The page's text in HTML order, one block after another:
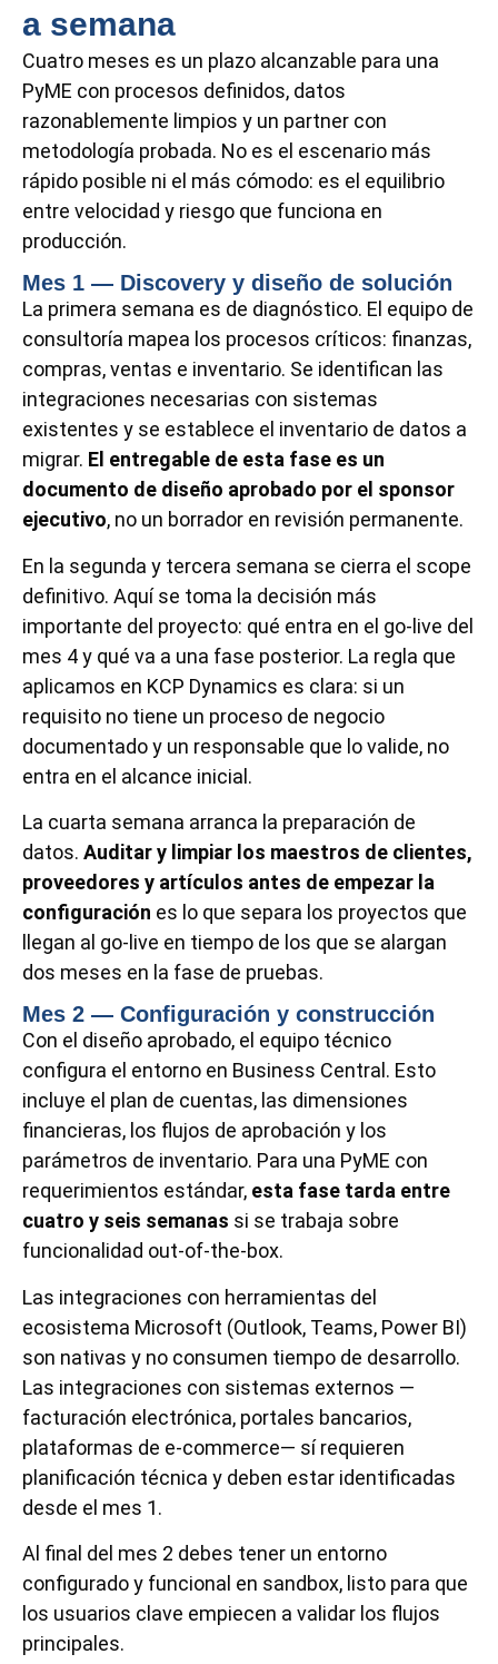
a semana
Cuatro meses es un plazo alcanzable para una
PyME con procesos definidos, datos
razonablemente limpios y un partner con
metodología probada. No es el escenario más
rápido posible ni el más cómodo: es el equilibrio
entre velocidad y riesgo que funciona en
producción.
Mes 1 — Discovery y diseño de solución
La primera semana es de diagnóstico. El equipo de
consultoría mapea los procesos críticos: finanzas,
compras, ventas e inventario. Se identifican las
integraciones necesarias con sistemas
existentes y se establece el inventario de datos a
migrar. El entregable de esta fase es un
documento de diseño aprobado por el sponsor
ejecutivo, no un borrador en revisión permanente.
En la segunda y tercera semana se cierra el scope
definitivo. Aquí se toma la decisión más
importante del proyecto: qué entra en el go-live del
mes 4 y qué va a una fase posterior. La regla que
aplicamos en KCP Dynamics es clara: si un
requisito no tiene un proceso de negocio
documentado y un responsable que lo valide, no
entra en el alcance inicial.
La cuarta semana arranca la preparación de
datos. Auditar y limpiar los maestros de clientes,
proveedores y artículos antes de empezar la
configuración es lo que separa los proyectos que
llegan al go-live en tiempo de los que se alargan
dos meses en la fase de pruebas.
Mes 2 — Configuración y construcción
Con el diseño aprobado, el equipo técnico
configura el entorno en Business Central. Esto
incluye el plan de cuentas, las dimensiones
financieras, los flujos de aprobación y los
parámetros de inventario. Para una PyME con
requerimientos estándar, esta fase tarda entre
cuatro y seis semanas si se trabaja sobre
funcionalidad out-of-the-box.
Las integraciones con herramientas del
ecosistema Microsoft (Outlook, Teams, Power BI)
son nativas y no consumen tiempo de desarrollo.
Las integraciones con sistemas externos —
facturación electrónica, portales bancarios,
plataformas de e-commerce— sí requieren
planificación técnica y deben estar identificadas
desde el mes 1.
Al final del mes 2 debes tener un entorno
configurado y funcional en sandbox, listo para que
los usuarios clave empiecen a validar los flujos
principales.